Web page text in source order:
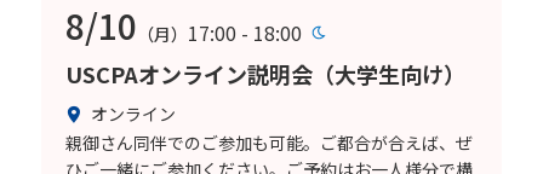
8/10 （月） 17:00 - 18:00
USCPAオンライン説明会（大学生向け）
オンライン
親御さん同伴でのご参加も可能。ご都合が合えば、ぜ